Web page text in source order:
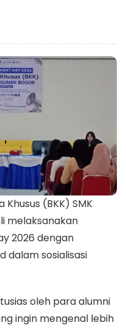
Khusus (BKK) SMK
melaksanakan
2026 dengan
dalam sosialisasi
oleh para alumni
ingin mengenal lebih